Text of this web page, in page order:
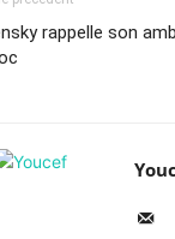
rappelle son